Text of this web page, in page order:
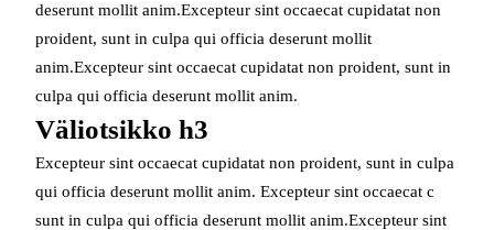
deserunt mollit anim.Excepteur sint occaecat cupidatat non
proident, sunt in culpa qui officia deserunt mollit
anim.Excepteur sint occaecat cupidatat non proident, sunt in
culpa qui officia deserunt mollit anim.
Väliotsikko h3
Excepteur sint occaecat cupidatat non proident, sunt in culpa
qui officia deserunt mollit anim. Excepteur sint occaecat c
sunt in culpa qui officia deserunt mollit anim.Excepteur sint